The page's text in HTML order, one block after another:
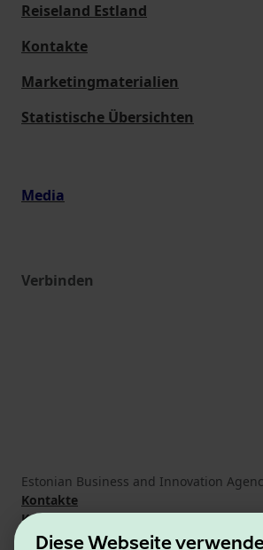
Diese Webseite
Reiseland Estland
Kontakte
Marketingmaterialien
Statistische Übersichten
Media
Verbinden
Estonian Business and Innovation
Kontakte
Kooperationspartner
Nutzungsbedingungen